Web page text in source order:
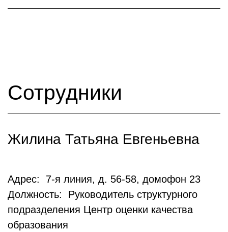
Сотрудники
Жилина Татьяна Евгеньевна
Адрес: 7-я линия, д. 56-58, домофон 23
Должность: Руководитель структурного
подразделения Центр оценки качества
образования